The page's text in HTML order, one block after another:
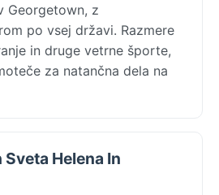
Georgetown, z
po vsej državi. Razmere
in druge vetrne športe,
za natančna dela na
Helena In